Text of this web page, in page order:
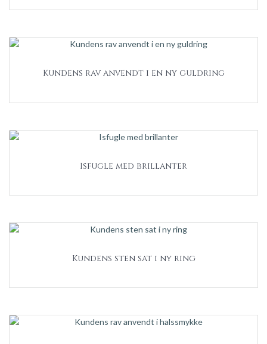
Kundens rav anvendt i en ny guldring
Isfugle med brillanter
Kundens sten sat i ny ring